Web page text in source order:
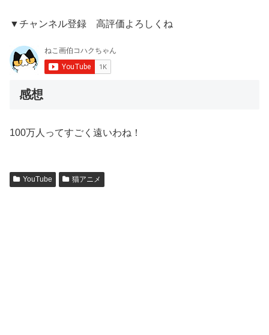
▼チャンネル登録 高評価よろしくね
感想
100万人ってすごく遠いわね！
YouTube 猫アニメ